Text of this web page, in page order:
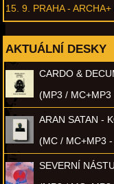
15. 9. PRAHA -
AKTUÁLNÍ DESKY
CARDO &
(MP3 / MC+MP3
ARAN SATAN -
(MC / MC+MP3
SEVERNÍ